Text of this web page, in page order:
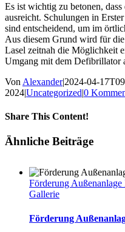
Es ist wichtig zu betonen,
ausreicht. Schulungen in
sind entscheidend, um im
Aus diesem Grund wird für
Lasel zeitnah die Möglichkeit
Umgang mit dem Defibrillator
Von Alexander|2024-04-
2024|Uncategorized|0
Share This Content!
Facebook
Twitter
LinkedIn
WhatsApp
Tumblr
Pinterest
E-
Ähnliche Beiträge
Förderung
Gallerie
Förderung